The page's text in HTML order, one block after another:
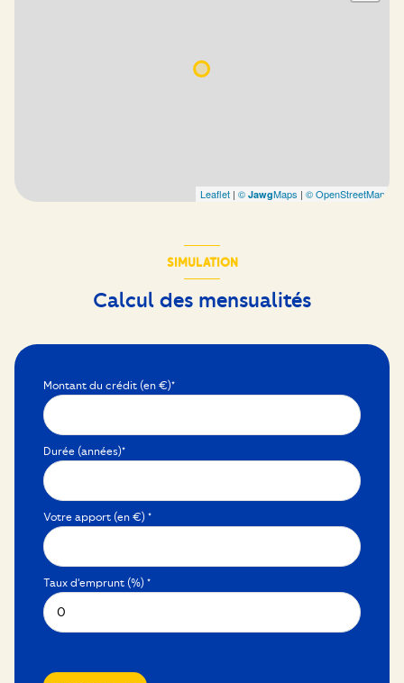
Leaflet | © JawgMaps | © OpenStreetMap
SIMULATION
Calcul des mensualités
Montant du crédit (en €)*
Durée (années)*
Votre apport (en €) *
Taux d'emprunt (%) *